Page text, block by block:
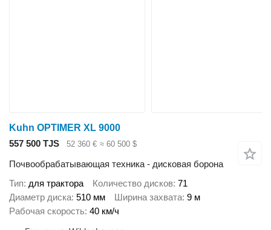
Kuhn OPTIMER XL 9000
557 500 TJS
52 360 € ≈ 60 500 $
Почвообрабатывающая техника - дисковая борона
Тип для трактора Количество дисков 71
Диаметр диска 510 мм Ширина захвата 9 м
Рабочая скорость 40 км/ч